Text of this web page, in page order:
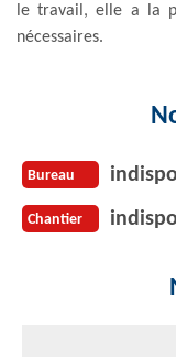
le travail, elle a la
nécessaires.
Bureau
Chantier